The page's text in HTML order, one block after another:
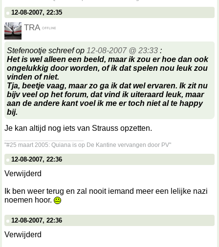
12-08-2007, 22:35
TRA
Stefenootje schreef op 12-08-2007 @ 23:33 :
Het is wel alleen een beeld, maar ik zou er hoe dan ook
ongelukkig door worden, of ik dat spelen nou leuk zou
vinden of niet.
Tja, beetje vaag, maar zo ga ik dat wel ervaren. Ik zit nu
bijv veel op het forum, dat vind ik uiteraard leuk, maar
aan de andere kant voel ik me er toch niet al te happy
bij.
Je kan altijd nog iets van Strauss opzetten.
"#25 maart 2005: Quiana is op De Kantine vervangen door PV"
12-08-2007, 22:36
Verwijderd
Ik ben weer terug en zal nooit iemand meer een lelijke nazi
noemen hoor.
12-08-2007, 22:36
Verwijderd